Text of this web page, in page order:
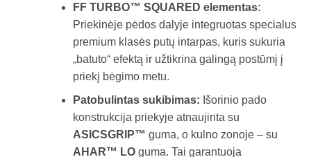
FF TURBO™ SQUARED elementas:
Priekinėje pėdos dalyje integruotas specialus
premium klasės putų intarpas, kuris sukuria
„batuto“ efektą ir užtikrina galingą postūmį į
priekį bėgimo metu.
Patobulintas sukibimas: Išorinio pado
konstrukcija priekyje atnaujinta su
ASICSGRIP™ guma, o kulno zonoje – su
AHAR™ LOguma. Tai garantuoja